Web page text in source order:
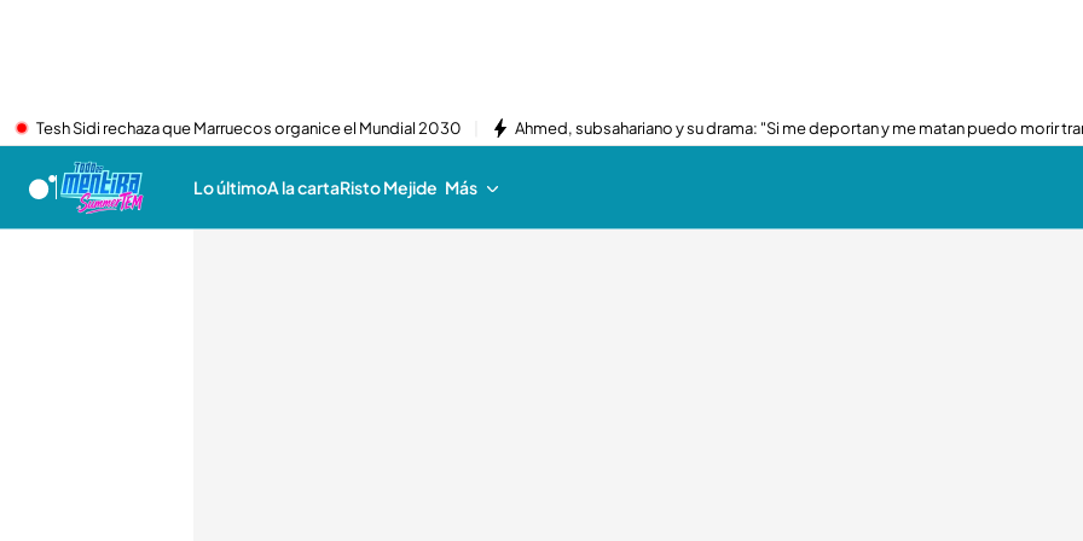
Tesh Sidi rechaza que Marruecos organice el Mundial 2030 Ahmed, subsahariano y su drama: "Si me deportan y me matan puedo morir
Lo últimoA la cartaRisto Mejide Más